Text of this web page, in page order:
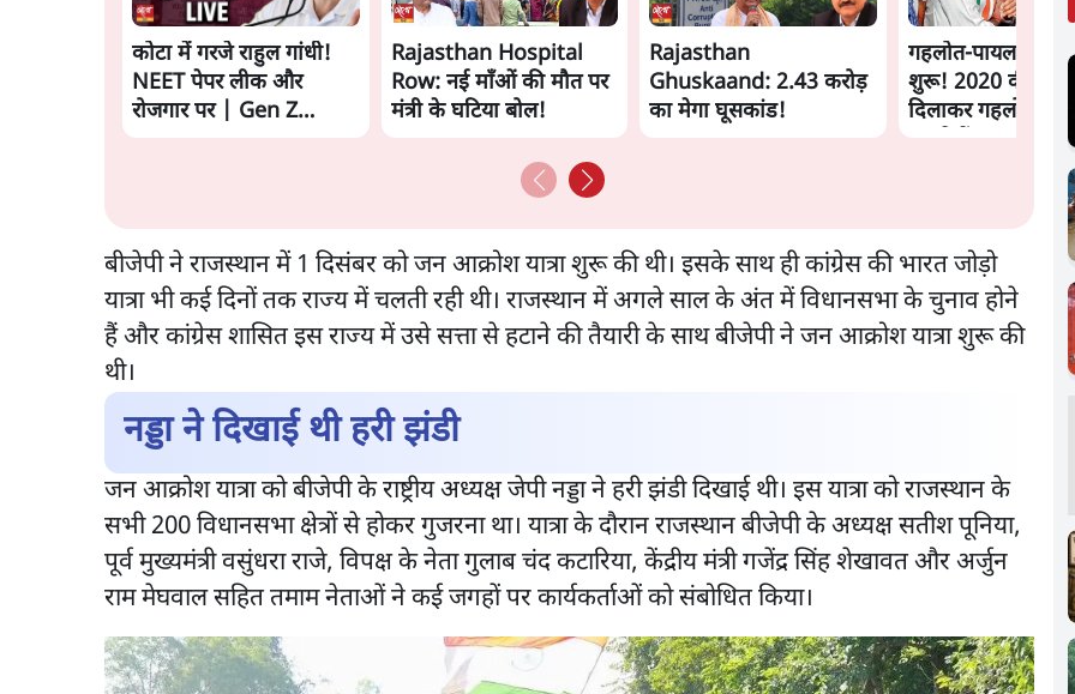
कोटा में गरजे राहुल गांधी!
NEET पेपर लीक और
रोजगार पर | Gen Z
Rajasthan Hospital
Row: नई माँओं की मौत पर
मंत्री के घटिया बोल!
Rajasthan
Ghuskaand: 2.43 करोड़
का मेगा घूसकांड!
गहलोत-पायलट जंग
शुरू! 2020 की
दिलाकर गहलोत क्या
बीजेपी ने राजस्थान में 1 दिसंबर को जन आक्रोश यात्रा शुरू की थी। इसके साथ ही कांग्रेस की भारत जोड़ो
यात्रा भी कई दिनों तक राज्य में चलती रही थी। राजस्थान में अगले साल के अंत में विधानसभा के चुनाव होने
हैं और कांग्रेस शासित इस राज्य में उसे सत्ता से हटाने की तैयारी के साथ बीजेपी ने जन आक्रोश यात्रा शुरू की
थी।
नड्डा ने दिखाई थी हरी झंडी
जन आक्रोश यात्रा को बीजेपी के राष्ट्रीय अध्यक्ष जेपी नड्डा ने हरी झंडी दिखाई थी। इस यात्रा को राजस्थान के
सभी 200 विधानसभा क्षेत्रों से होकर गुजरना था। यात्रा के दौरान राजस्थान बीजेपी के अध्यक्ष सतीश पूनिया,
पूर्व मुख्यमंत्री वसुंधरा राजे, विपक्ष के नेता गुलाब चंद कटारिया, केंद्रीय मंत्री गजेंद्र सिंह शेखावत और अर्जुन
राम मेघवाल सहित तमाम नेताओं ने कई जगहों पर कार्यकर्ताओं को संबोधित किया।